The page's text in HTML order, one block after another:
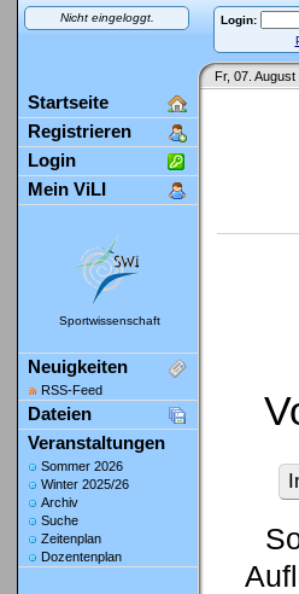
Nicht eingeloggt. Login:
Fr, 07.
Startseite
Registrieren
Login
Mein ViLI
Sportwissenschaft
Neuigkeiten
RSS-Feed
Dateien
Veranstaltungen
Sommer 2026
Winter 2025/26
Archiv
Suche
Zeitenplan
Dozentenplan